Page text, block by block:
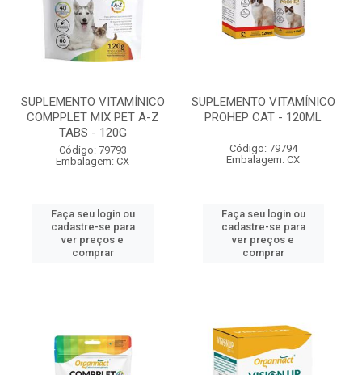
SUPLEMENTO VITAMÍNICO
COMPPLET MIX PET A-Z
TABS - 120G
Código: 79793
Embalagem: CX
Faça seu login ou
cadastre-se para
ver preços e
comprar
SUPLEMENTO VITAMÍNICO
PROHEP CAT - 120ML
Código: 79794
Embalagem: CX
Faça seu login ou
cadastre-se para
ver preços e
comprar